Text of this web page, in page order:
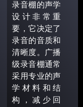
录音棚的声学
设计非常重
要，它决定了
录音的音质和
清晰度。广播
级录音棚通常
采用专业的声
学材料和结
构，减少回